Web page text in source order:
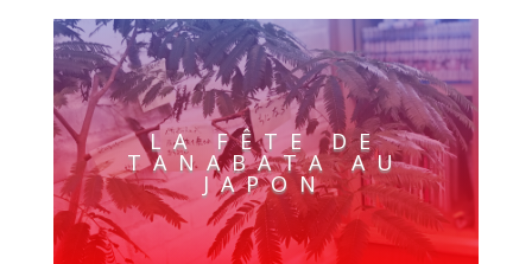
LA FÊTE DE
TANABATA AU
JAPON